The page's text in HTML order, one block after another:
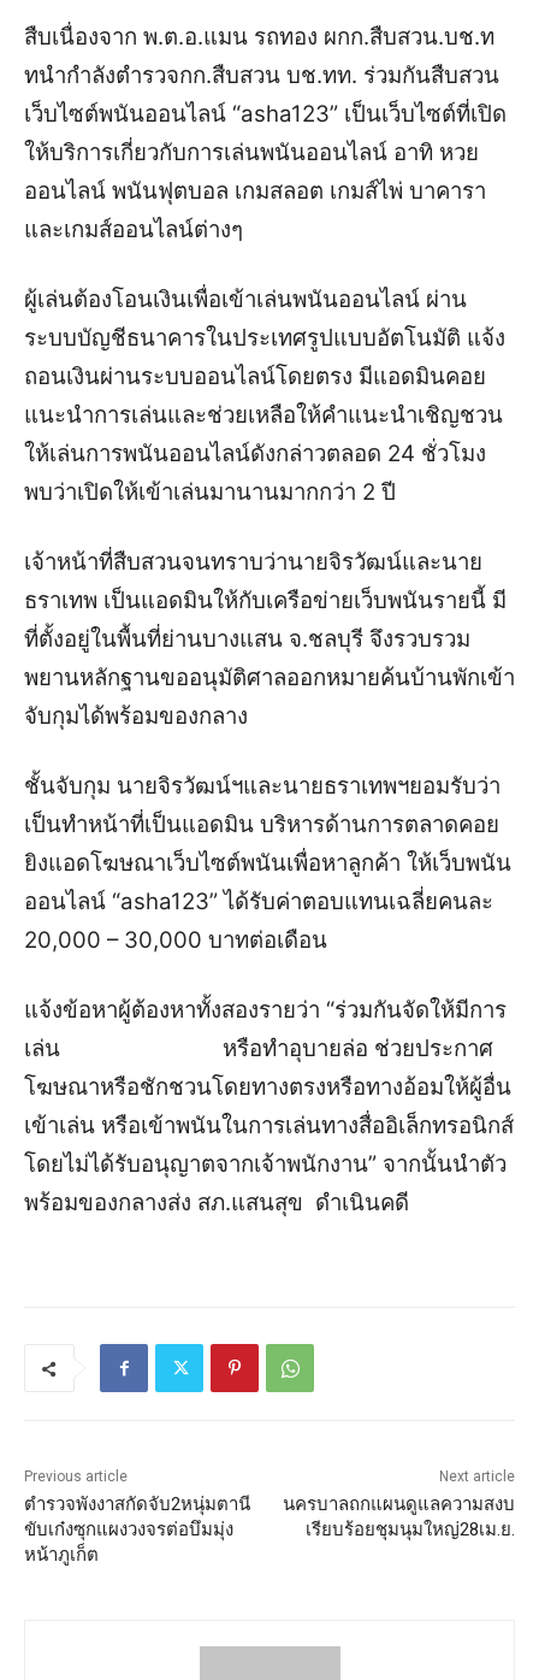
สืบเนื่องจาก พ.ต.อ.แมน รถทอง ผกก.สืบสวน.บช.ท
ทนำกำลังตำรวจกก.สืบสวน บช.ทท. ร่วมกันสืบสวน
เว็บไซต์พนันออนไลน์ “asha123” เป็นเว็บไซต์ที่เปิด
ให้บริการเกี่ยวกับการเล่นพนันออนไลน์ อาทิ หวย
ออนไลน์ พนันฟุตบอล เกมสลอต เกมส์ไพ่ บาคารา
และเกมส์ออนไลน์ต่างๆ
ผู้เล่นต้องโอนเงินเพื่อเข้าเล่นพนันออนไลน์ ผ่าน
ระบบบัญชีธนาคารในประเทศรูปแบบอัตโนมัติ แจ้ง
ถอนเงินผ่านระบบออนไลน์โดยตรง มีแอดมินคอย
แนะนำการเล่นและช่วยเหลือให้คำแนะนำเชิญชวน
ให้เล่นการพนันออนไลน์ดังกล่าวตลอด 24 ชั่วโมง
พบว่าเปิดให้เข้าเล่นมานานมากกว่า 2 ปี
เจ้าหน้าที่สืบสวนจนทราบว่านายจิรวัฒน์และนาย
ธราเทพ เป็นแอดมินให้กับเครือข่ายเว็บพนันรายนี้ มี
ที่ตั้งอยู่ในพื้นที่ย่านบางแสน จ.ชลบุรี จึงรวบรวม
พยานหลักฐานขออนุมัติศาลออกหมายค้นบ้านพักเข้า
จับกุมได้พร้อมของกลาง
ชั้นจับกุม นายจิรวัฒน์ฯและนายธราเทพฯยอมรับว่า
เป็นทำหน้าที่เป็นแอดมิน บริหารด้านการตลาดคอย
ยิงแอดโฆษณาเว็บไซต์พนันเพื่อหาลูกค้า ให้เว็บพนัน
ออนไลน์ “asha123”ได้รับค่าตอบแทนเฉลี่ยคนละ
20,000 – 30,000 บาทต่อเดือน
แจ้งข้อหาผู้ต้องหาทั้งสองรายว่า “ร่วมกันจัดให้มีการ
เล่น
หรือทำอุบายล่อ ช่วยประกาศ
โฆษณาหรือชักชวนโดยทางตรงหรือทางอ้อมให้ผู้อื่น
เข้าเล่น หรือเข้าพนันในการเล่นทางสื่ออิเล็กทรอนิกส์
โดยไม่ได้รับอนุญาตจากเจ้าพนักงาน” จากนั้นนำตัว
พร้อมของกลางส่ง สภ.แสนสุข ดำเนินคดี
Previous article
ตำรวจพังงาสกัดจับ2หนุ่มตานี
ขับเก๋งซุกแผงวงจรต่อบึมมุ่ง
หน้าภูเก็ต
Next article
นครบาลถกแผนดูแลความสงบ
เรียบร้อยชุมนุมใหญ่28เม.ย.